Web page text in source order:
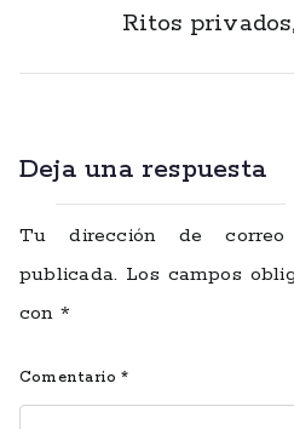
entradas
Ritos
Deja una respuesta
Tu dirección de
publicada. Los campos
con *
Comentario*